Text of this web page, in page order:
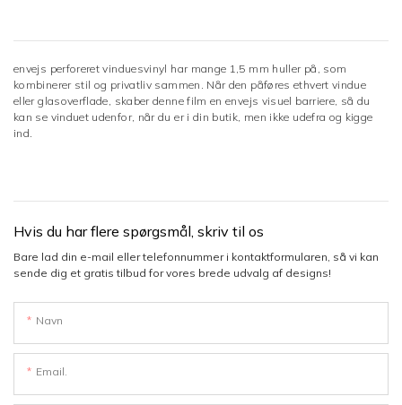
envejs perforeret vinduesvinyl har mange 1,5 mm huller på, som
kombinerer stil og privatliv sammen. Når den påføres ethvert vindue
eller glasoverflade, skaber denne film en envejs visuel barriere, så du
kan se vinduet udenfor, når du er i din butik, men ikke udefra og kigge
ind.
Hvis du har flere spørgsmål, skriv til os
Bare lad din e-mail eller telefonnummer i kontaktformularen, så vi kan
sende dig et gratis tilbud for vores brede udvalg af designs!
Navn
Email.